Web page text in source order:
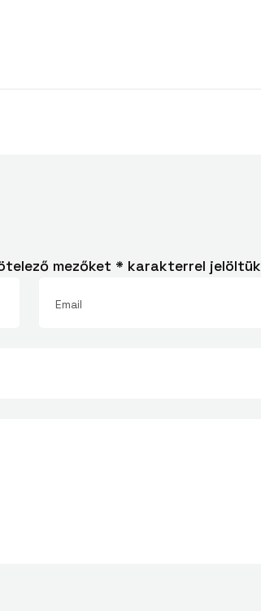
mezőket * karakterrel jelöltük